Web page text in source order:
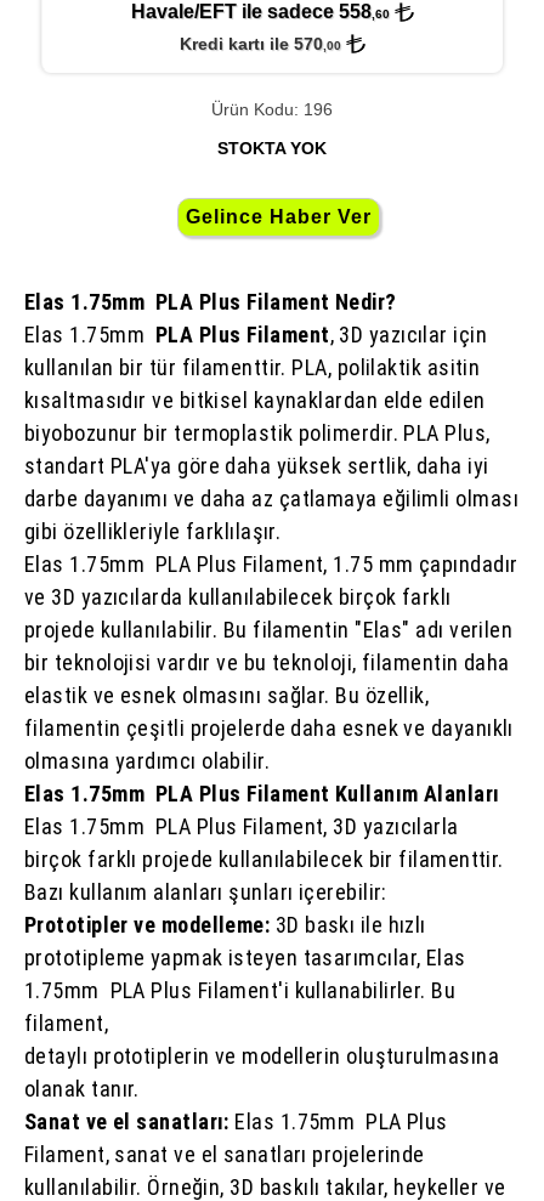
Havale/EFT ile sadece 558,60
Kredi kartı ile 570,00
Ürün Kodu: 196
STOKTA YOK
Elas 1.75mm PLA Plus Filament Nedir?
Elas 1.75mm PLA Plus Filament, 3D yazıcılar için
kullanılan bir tür filamenttir. PLA, polilaktik asitin
kısaltmasıdır ve bitkisel kaynaklardan elde edilen
biyobozunur bir termoplastik polimerdir. PLA Plus,
standart PLA'ya göre daha yüksek sertlik, daha iyi
darbe dayanımı ve daha az çatlamaya eğilimli olması
gibi özellikleriyle farklılaşır.
Elas 1.75mm PLA Plus Filament, 1.75 mm çapındadır
ve 3D yazıcılarda kullanılabilecek birçok farklı
projede kullanılabilir. Bu filamentin "Elas" adı verilen
bir teknolojisi vardır ve bu teknoloji, filamentin daha
elastik ve esnek olmasını sağlar. Bu özellik,
filamentin çeşitli projelerde daha esnek ve dayanıklı
olmasına yardımcı olabilir.
Elas 1.75mm PLA Plus Filament Kullanım Alanları
Elas 1.75mm PLA Plus Filament, 3D yazıcılarla
birçok farklı projede kullanılabilecek bir filamenttir.
Bazı kullanım alanları şunları içerebilir:
Prototipler ve modelleme: 3D baskı ile hızlı
prototipleme yapmak isteyen tasarımcılar, Elas
1.75mm PLA Plus Filament'i kullanabilirler. Bu
filament,
detaylı prototiplerin ve modellerin oluşturulmasına
olanak tanır.
Sanat ve el sanatları: Elas 1.75mm PLA Plus
Filament, sanat ve el sanatları projelerinde
kullanılabilir. Örneğin, 3D baskılı takılar, heykeller ve